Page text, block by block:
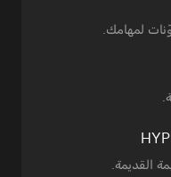
لمهامك.
القديمة.